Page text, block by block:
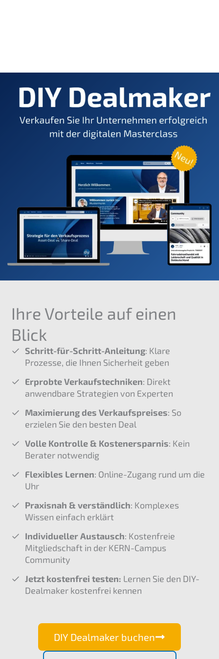
Ihre Vorteile auf einen
Blick
Schritt-für-Schritt-Anleitung: Klare
Prozesse, die Ihnen Sicherheit geben
Erprobte Verkaufstechniken: Direkt
anwendbare Strategien von Experten
Maximierung des Verkaufspreises: So
erzielen Sie den besten Deal
Volle Kontrolle & Kostenersparnis: Kein
Berater notwendig
Flexibles Lernen: Online-Zugang rund um die
Uhr
Praxisnah & verständlich: Komplexes
Wissen einfach erklärt
Individueller Austausch: Kostenfreie
Mitgliedschaft in der KERN-Campus
Community
Jetzt kostenfrei testen: Lernen Sie den DIY-
Dealmaker kostenfrei kennen
DIY Dealmaker buchen